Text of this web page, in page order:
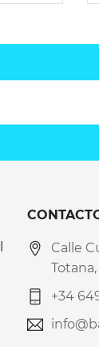
Calle
+34